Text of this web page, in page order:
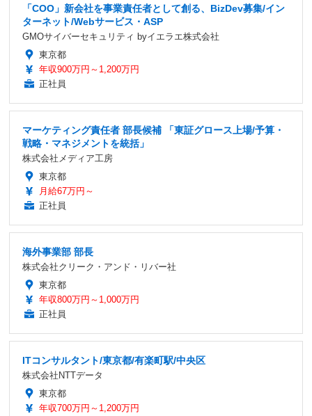
「COO」新会社を事業責任者として創る、BizDev募集/イン
ターネット/Webサービス・ASP
GMOサイバーセキュリティ byイエラエ株式会社
東京都
年収900万円～1,200万円
正社員
マーケティング責任者 部長候補 「東証グロース上場/予算・
戦略・マネジメントを統括」
株式会社メディア工房
東京都
月給67万円～
正社員
海外事業部 部長
株式会社クリーク・アンド・リバー社
東京都
年収800万円～1,000万円
正社員
ITコンサルタント/東京都/有楽町駅/中央区
株式会社NTTデータ
東京都
年収700万円～1,200万円